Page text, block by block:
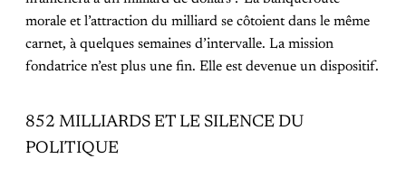
morale et l’attraction du milliard se côtoient dans le même
carnet, à quelques semaines d’intervalle. La mission
fondatrice n’est plus une fin. Elle est devenue un dispositif.
852 MILLIARDS ET LE SILENCE DU
POLITIQUE